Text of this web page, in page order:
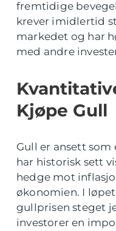
fremtidige
krever imidlertid
markedet og har
med andre
Kjøpe Gull
Gull er ansett
har historisk sett
hedge mot
økonomien. I
gullprisen steget
investorer en